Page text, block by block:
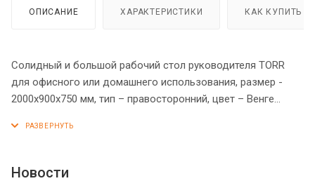
ОПИСАНИЕ ХАРАКТЕРИСТИКИ КАК КУПИТЬ
Солидный и большой рабочий стол руководителя TORR
для офисного или домашнего использования, размер -
2000х900х750 мм, тип – правосторонний, цвет – Венге
увеличенной ширины из ЛДСП 38 мм, которые
опорами установлены специальные проставки, что
Новости